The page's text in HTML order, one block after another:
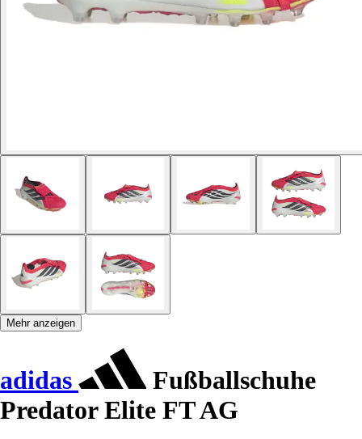
Mehr anzeigen
adidas
Fußballschuhe
Predator Elite FT AG